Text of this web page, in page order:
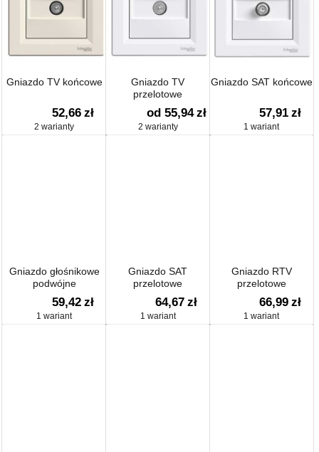
Gniazdo TV końcowe
52,66 zł
2 warianty
Gniazdo TV
przelotowe
od 55,94 zł
2 warianty
Gniazdo SAT końcowe
57,91 zł
1 wariant
Gniazdo głośnikowe
podwójne
59,42 zł
1 wariant
Gniazdo SAT
przelotowe
64,67 zł
1 wariant
Gniazdo RTV
przelotowe
66,99 zł
1 wariant